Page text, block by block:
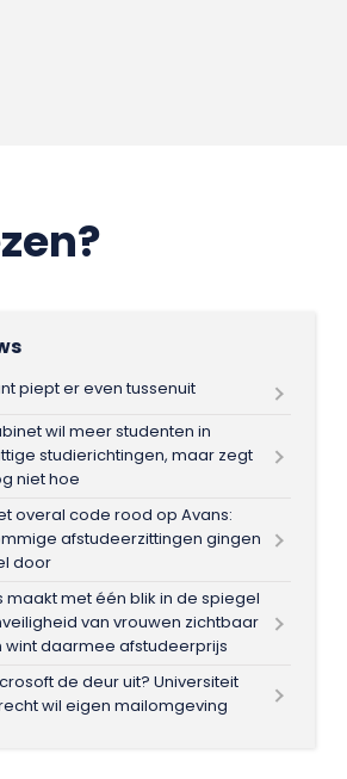
piept er even tussenuit
wil meer studenten in
studierichtingen, maar zegt
niet hoe
overal code rood op Avans:
afstudeerzittingen gingen
door
maakt met één blik in de spiegel
van vrouwen zichtbaar
wint daarmee afstudeerprijs
de deur uit? Universiteit
wil eigen mailomgeving